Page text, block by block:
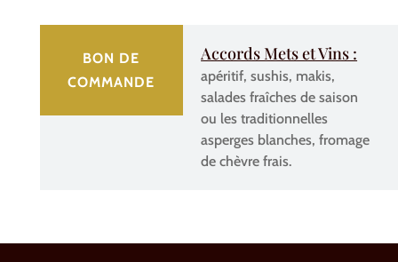
BON DE
COMMANDE
Accords Mets et Vins :
apéritif, sushis, makis,
salades fraîches de saison
ou les traditionnelles
asperges blanches, fromage
de chèvre frais.